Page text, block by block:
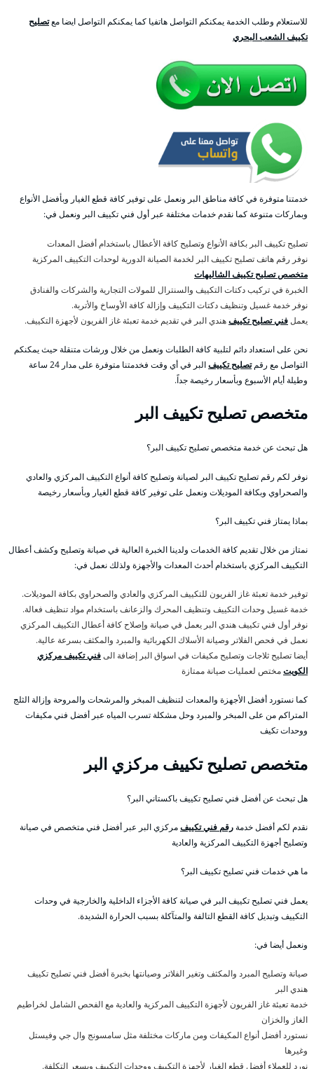
للاستعلام وطلب الخدمة يمكنكم التواصل هاتفيا كما يمكنكم التواصل ايضا معتصليح
تكييف الشعب البحري
خدمتنا متوفرة في كافة مناطق البر ونعمل على توفير كافة قطع الغيار وبأفضل الأنواع
وبماركات متنوعة كما نقدم خدمات مختلفة عبر أول فني تكييف البر ونعمل في:
تصليح تكييف البر بكافة الأنواع وتصليح كافة الأعطال باستخدام أفضل المعدات
نوفر رقم هاتف تصليح تكييف البر لخدمة الصيانة الدورية لوحدات التكييف المركزية
متخصص تصليح تكييف الشاليهات
الخبرة في تركيب دكتات التكييف والسنترال للمولات التجارية والشركات والفنادق
نوفر خدمة غسيل وتنظيف دكتات التكييف وإزالة كافة الأوساخ والأتربة.
يعملفني تصليح تكييفهندي البر في تقديم خدمة تعبئة غاز الفريون لأجهزة التكييف.
نحن على استعداد دائم لتلبية كافة الطلبات ونعمل من خلال ورشات متنقلة حيث يمكنكم
التواصل مع رقمتصليح تكييف
البر في أي وقت فخدمتنا متوفرة على مدار 24 ساعة
وطيلة أيام الأسبوع وبأسعار رخيصة جداً.
متخصص تصليح تكييف البر
هل تبحث عن خدمة متخصص تصليح تكييف البر؟
نوفر لكم رقم تصليح تكييف البر لصيانة وتصليح كافة أنواع التكييف المركزي والعادي
والصحراوي وبكافة الموديلات ونعمل على توفير كافة قطع الغيار وبأسعار رخيصة
بماذا يمتاز فني تكييف البر؟
نمتاز من خلال تقديم كافة الخدمات ولدينا الخبرة العالية في صيانة وتصليح وكشف أعطال
التكييف المركزي باستخدام أحدث المعدات والأجهزة ولذلك نعمل في:
توفير خدمة تعبئة غاز الفريون للتكييف المركزي والعادي والصحراوي بكافة الموديلات.
خدمة غسيل وحدات التكييف وتنظيف المحرك والزعانف باستخدام مواد تنظيف فعالة.
نوفر أول فني تكييف هندي البر يعمل في صيانة وإصلاح كافة أعطال التكييف المركزي
نعمل في فحص الفلاتر وصيانة الأسلاك الكهربائية والمبرد والمكثف بسرعة عالية.
أيضا تصليح ثلاجات وتصليح مكيفات في اسواق البر إضافة الىفني تكييف مركزي
الكويتمختص لعمليات صيانة ممتازة
كما نستورد أفضل الأجهزة والمعدات لتنظيف المبخر والمرشحات والمروحة وإزالة الثلج
المتراكم من على المبخر والمبرد وحل مشكلة تسرب المياه عبر أفضل فني مكيفات
ووحدات تكيف
متخصص تصليح تكييف مركزي البر
هل تبحث عن أفضل فني تصليح تكييف باكستاني البر؟
نقدم لكم أفضل خدمةرقم فني تكييفمركزي البر عبر أفضل فني متخصص في صيانة
وتصليح أجهزة التكييف المركزية والعادية
ما هي خدمات فني تصليح تكييف البر؟
يعمل فني تصليح تكييف البر في صيانة كافة الأجزاء الداخلية والخارجية في وحدات
التكييف وتبديل كافة القطع التالفة والمتآكلة بسبب الحرارة الشديدة.
ونعمل أيضا في:
صيانة وتصليح المبرد والمكثف وتغير الفلاتر وصيانتها بخبرة أفضل فني تصليح تكييف
هندي البر
خدمة تعبئة غاز الفريون لأجهزة التكييف المركزية والعادية مع الفحص الشامل لخراطيم
الغاز والخزان
نستورد أفضل أنواع المكيفات ومن ماركات مختلفة مثل سامسونج وال جي وفيستل
وغيرها
نورد للعملاء أفضل قطع الغيار لأجهزة التكييف ووحدات التكييف وبسعر التكلفة.